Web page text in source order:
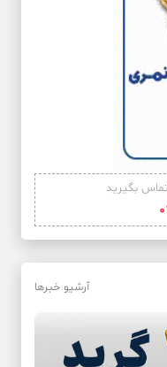
بگیرید
آرشیو خبرها